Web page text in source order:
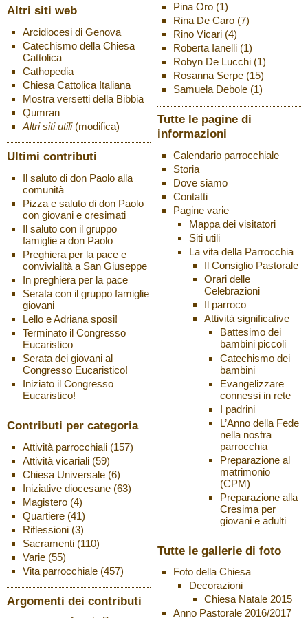
Altri siti web
Arcidiocesi di Genova
Catechismo della Chiesa
Cattolica
Cathopedia
Chiesa Cattolica Italiana
Mostra versetti della Bibbia
Qumran
Altri siti utili (modifica)
Ultimi contributi
Il saluto di don Paolo alla
comunità
Pizza e saluto di don Paolo
con giovani e cresimati
Il saluto con il gruppo
famiglie a don Paolo
Preghiera per la pace e
convivialità a San Giuseppe
In preghiera per la pace
Serata con il gruppo famiglie
giovani
Lello e Adriana sposi!
Terminato il Congresso
Eucaristico
Serata dei giovani al
Congresso Eucaristico!
Iniziato il Congresso
Eucaristico!
Contributi per categoria
Attività parrocchiali(157)
Attività vicariali(59)
Chiesa Universale(6)
Iniziative diocesane(63)
Magistero(4)
Quartiere(41)
Riflessioni(3)
Sacramenti(110)
Varie(55)
Vita parrocchiale(457)
Argomenti dei contributi
Pina Oro(1)
Rina De Caro(7)
Rino Vicari(4)
Roberta Ianelli(1)
Robyn De Lucchi(1)
Rosanna Serpe(15)
Samuela Debole(1)
Tutte le pagine di
informazioni
Calendario parrocchiale
Storia
Dove siamo
Contatti
Pagine varie
Mappa dei visitatori
Siti utili
La vita della Parrocchia
Il Consiglio Pastorale
Orari delle
Celebrazioni
Il parroco
Attività significative
Battesimo dei
bambini piccoli
Catechismo dei
bambini
Evangelizzare
connessi in rete
I padrini
L’Anno della Fede
nella nostra
parrocchia
Preparazione al
matrimonio
(CPM)
Preparazione alla
Cresima per
giovani e adulti
Tutte le gallerie di foto
Foto della Chiesa
Decorazioni
Chiesa Natale 2015
Anno Pastorale 2016/2017